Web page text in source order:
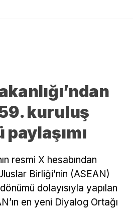
59. kuruluş
resmi X hesabından
Birliği’nin (ASEAN)
dolayısıyla yapılan
en yeni Diyalog Ortağı